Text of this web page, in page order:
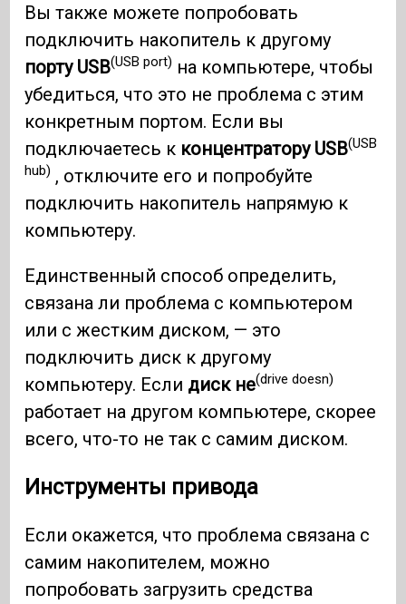
Вы также можете попробовать
подключить накопитель к другому
порту USB(USB port) на компьютере, чтобы
убедиться, что это не проблема с этим
конкретным портом. Если вы
подключаетесь к концентратору USB(USB
hub) , отключите его и попробуйте
подключить накопитель напрямую к
компьютеру.
Единственный способ определить,
связана ли проблема с компьютером
или с жестким диском, — это
подключить диск к другому
компьютеру. Если диск не(drive doesn)
работает на другом компьютере, скорее
всего, что-то не так с самим диском.
Инструменты привода
Если окажется, что проблема связана с
самим накопителем, можно
попробовать загрузить средства